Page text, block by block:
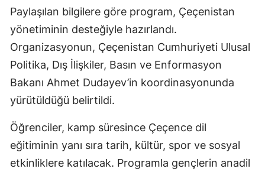
Paylaşılan bilgilere göre program, Çeçenistan
yönetiminin desteğiyle hazırlandı.
Organizasyonun, Çeçenistan Cumhuriyeti Ulusal
Politika, Dış İlişkiler, Basın ve Enformasyon
Bakanı Ahmet Dudayev’in koordinasyonunda
yürütüldüğü belirtildi.
Öğrenciler, kamp süresince Çeçence dil
eğitiminin yanı sıra tarih, kültür, spor ve sosyal
etkinliklere katılacak. Programla gençlerin anadil